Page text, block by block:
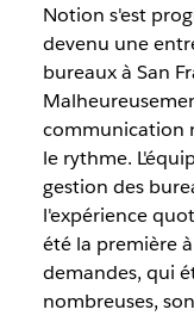
Notion s'est
devenu une
bureaux à San
communication
le rythme.
gestion des
l'expérience
été la première
demandes, qui
nombreuses,